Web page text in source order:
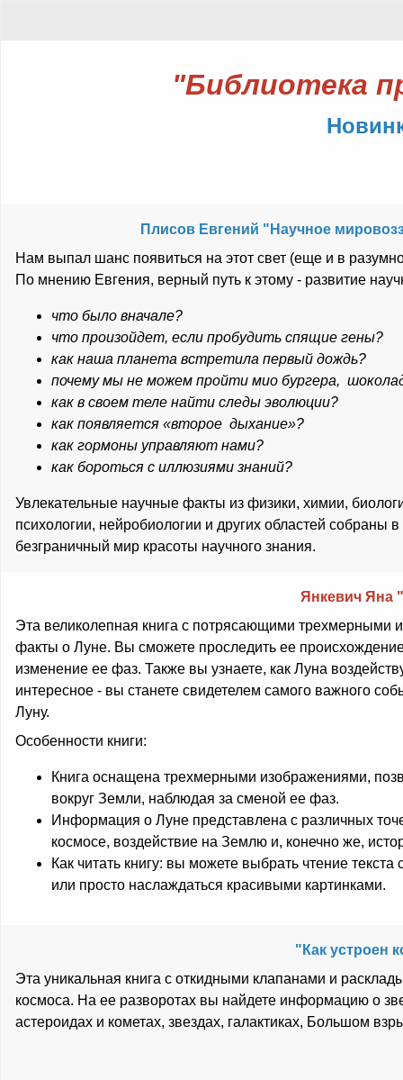
"Библиотека
Плисов Евгений "Научное
Нам выпал шанс появиться на этот свет (еще и в
По мнению Евгения, верный путь к этому - развитие
что было вначале?
что произойдет, если пробудить спящие гены?
как наша планета встретила первый дождь?
почему мы не можем пройти мио бургера,
как в своем теле найти следы эволюции?
как появляется «второе дыхание»?
как гормоны управляют нами?
как бороться с иллюзиями знаний?
Увлекательные научные факты из физики, химии,
психологии, нейробиологии и других областей собраны
безграничный мир красоты научного знания.
Янкевич Яна
Эта великолепная книга с потрясающими трехмерными
факты о Луне. Вы сможете проследить ее
изменение ее фаз. Также вы узнаете, как Луна
интересное - вы станете свидетелем самого важного
Луну.
Особенности книги:
Книга оснащена трехмерными изображениями,
вокруг Земли, наблюдая за сменой ее фаз.
Информация о Луне представлена с различных
космосе, воздействие на Землю и, конечно же,
Как читать книгу: вы можете выбрать чтение
или просто наслаждаться красивыми картинками.
"Как устроен
Эта уникальная книга с откидными клапанами и
космоса. На ее разворотах вы найдете информацию о
астероидах и кометах, звездах, галактиках, Большом